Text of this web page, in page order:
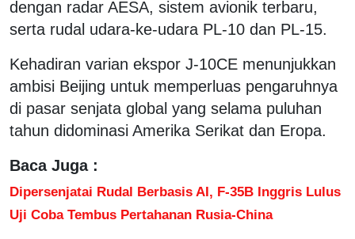
dengan radar AESA, sistem avionik terbaru,
serta rudal udara-ke-udara PL-10 dan PL-15.
Kehadiran varian ekspor J-10CE menunjukkan
ambisi Beijing untuk memperluas pengaruhnya
di pasar senjata global yang selama puluhan
tahun didominasi Amerika Serikat dan Eropa.
Baca Juga :
Dipersenjatai Rudal Berbasis AI, F-35B Inggris Lulus
Uji Coba Tembus Pertahanan Rusia-China